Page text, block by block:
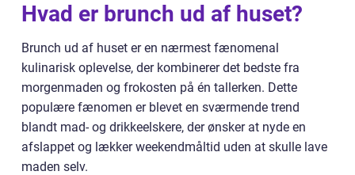
Hvad er brunch ud af huset?
Brunch ud af huset er en nærmest fænomenal
kulinarisk oplevelse, der kombinerer det bedste fra
morgenmaden og frokosten på én tallerken. Dette
populære fænomen er blevet en sværmende trend
blandt mad- og drikkeelskere, der ønsker at nyde en
afslappet og lækker weekendmåltid uden at skulle lave
maden selv.